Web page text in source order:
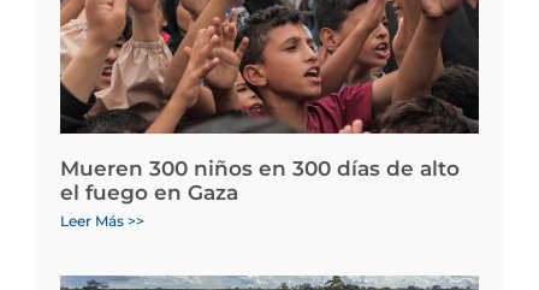
Mueren 300 niños en 300 días de alto
el fuego en Gaza
Leer Más >>